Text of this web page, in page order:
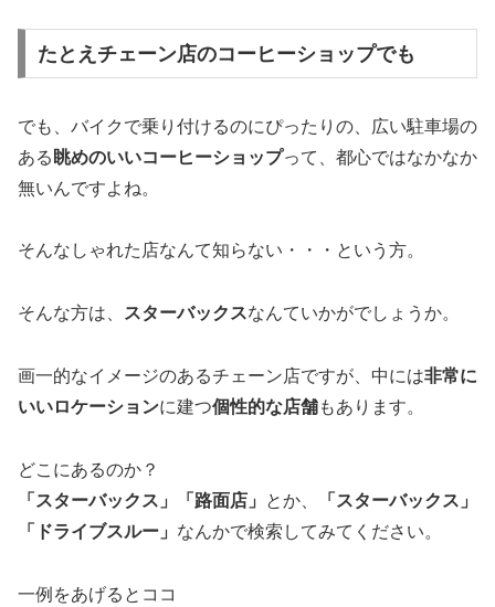
たとえチェーン店のコーヒーショップでも
でも、バイクで乗り付けるのにぴったりの、広い駐車場の
ある 眺めのいいコーヒーショップって、都心ではなかなか
無いんですよね。
そんなしゃれた店なんて知らない・・・という方。
そんな方は、 スターバックスなんていかがでしょうか。
画一的なイメージのあるチェーン店ですが、中には非常に
いいロケーションに建つ個性的な店舗もあります。
どこにあるのか？
「スターバックス」「路面店」
とか、
「スターバックス」
「ドライブスルー」 なんかで検索してみてください。
一例をあげるとココ